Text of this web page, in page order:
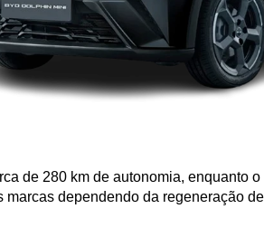
de 280 km de autonomia, enquanto o
marcas dependendo da regeneração